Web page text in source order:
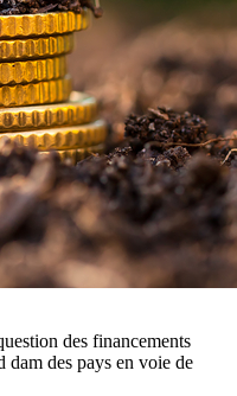
des financements
dam des pays en voie de